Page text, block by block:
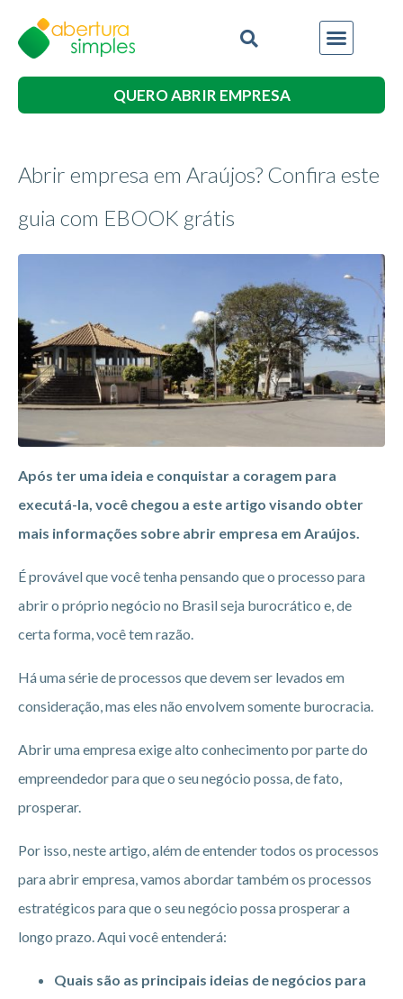
QUERO ABRIR EMPRESA
Abrir empresa em Araújos? Confira este
guia com EBOOK grátis
Após ter uma ideia e conquistar a coragem para
executá-la, você chegou a este artigo visando obter
mais informações sobre abrir empresa em Araújos.
É provável que você tenha pensando que o processo para
abrir o próprio negócio no Brasil seja burocrático e, de
certa forma, você tem razão.
Há uma série de processos que devem ser levados em
consideração, mas eles não envolvem somente burocracia.
Abrir uma empresa exige alto conhecimento por parte do
empreendedor para que o seu negócio possa, de fato,
prosperar.
Por isso, neste artigo, além de entender todos os processos
para abrir empresa, vamos abordar também os processos
estratégicos para que o seu negócio possa prosperar a
longo prazo. Aqui você entenderá:
Quais são as principais ideias de negócios para